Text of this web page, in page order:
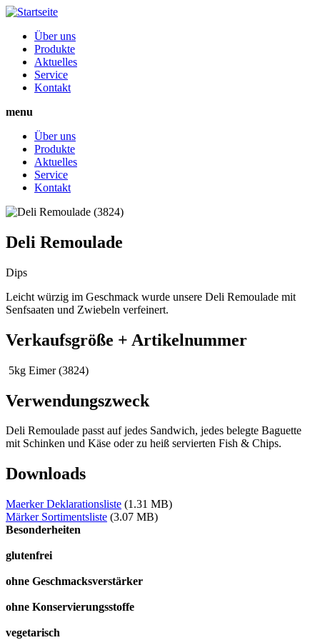
Direkt
Inhalt
Hauptnavigation
Über uns
Produkte
Aktuelles
Service
Kontakt
menu
Hauptnavigation
Über uns
Produkte
Aktuelles
Service
Kontakt
Deli Remoulade
Dips
Leicht würzig im Geschmack wurde unsere Deli Remoulade mit
Senfsaaten und Zwiebeln verfeinert.
Verkaufsgröße + Artikelnummer
5kg Eimer (3824)
Verwendungszweck
Deli Remoulade passt auf jedes Sandwich, jedes belegte Baguette
mit Schinken und Käse oder zu heiß servierten Fish & Chips.
Downloads
Maerker Deklarationsliste (1.31 MB)
Märker Sortimentsliste (3.07 MB)
Besonderheiten
glutenfrei
ohne Geschmacksverstärker
ohne Konservierungsstoffe
vegetarisch